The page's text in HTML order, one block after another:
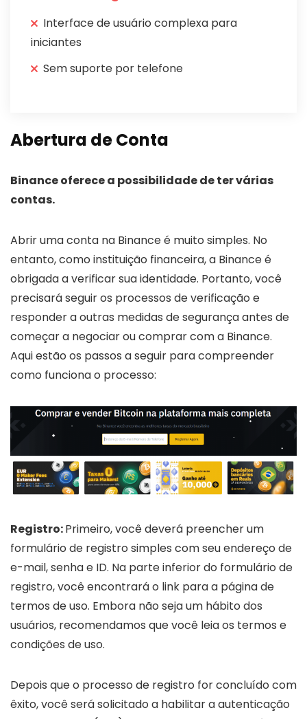
Interface de usuário complexa para
iniciantes
Sem suporte por telefone
Abertura de Conta
Binance oferece a possibilidade de ter várias
contas.
Abrir uma conta na Binance é muito simples. No
entanto, como instituição financeira, a Binance é
obrigada a verificar sua identidade. Portanto, você
precisará seguir os processos de verificação e
responder a outras medidas de segurança antes de
começar a negociar ou comprar com a Binance.
Aqui estão os passos a seguir para compreender
como funciona o processo:
Registro:Primeiro, você deverá preencher um
formulário de registro simples com seu endereço de
e-mail, senha e ID. Na parte inferior do formulário de
registro, você encontrará o link para a página de
termos de uso. Embora não seja um hábito dos
usuários, recomendamos que você leia os termos e
condições de uso.
Depois que o processo de registro for concluído com
êxito, você será solicitado a habilitar a autenticação